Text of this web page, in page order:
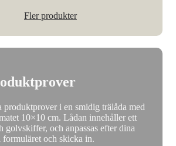
Fler produkter
produktprover i en smidig trälåda med
10×10 cm. Lådan innehåller ett
golvskiffer, och anpassas efter dina
och skicka in.